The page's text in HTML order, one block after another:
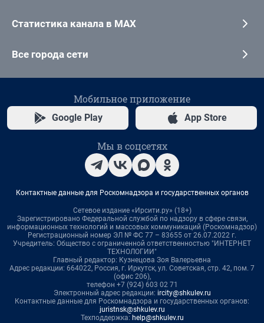
Статистика канала в MAX
Все города сети
Мобильное приложение
Google Play App Store
Мы в соцсетях
Контактные данные для Роскомнадзора и государственных органов
Сетевое издание «Ирсити.ру» (18+)
Зарегистрировано Федеральной службой по надзору в сфере связи,
информационных технологий и массовых коммуникаций (Роскомнадзор)
Регистрационный номер ЭЛ № ФС 77 – 83655 от 26.07.2022 г.
Учредитель: Общество с ограниченной ответственностью "ИНТЕРНЕТ
ТЕХНОЛОГИИ"
Главный редактор: Кузнецова Зоя Валерьевна
Адрес редакции: 664022, Россия, г. Иркутск, ул. Советская, стр. 42, пом. 7
(офис 206),
телефон +7 (924) 603 02 71
Электронный адрес редакции: ircity@shkulev.ru
Контактные данные для Роскомнадзора и государственных органов:
juristnsk@shkulev.ru
Техподдержка: help@shkulev.ru